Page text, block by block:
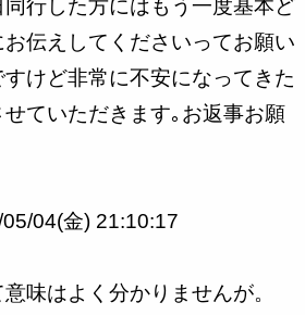
行した方にはもう一度基本ど
伝えしてくださいってお願い
すけど非常に不安になってきた
ていただきます｡お返事お願
05/04(金) 21:10:17
味はよく分かりませんが。